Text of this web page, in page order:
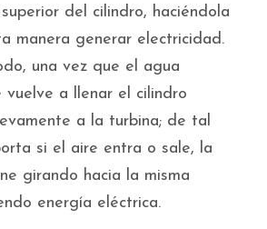
del cilindro, haciéndola
manera generar electricidad.
una vez que el agua
vuelve a llenar el cilindro
a la turbina; de tal
si el aire entra o sale, la
girando hacia la misma
energía eléctrica.